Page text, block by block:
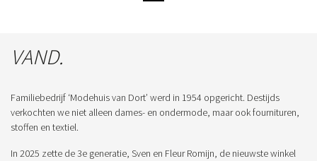
VAND.
Familiebedrijf ‘Modehuis van Dort’ werd in 1954 opgericht. Destijds
verkochten we niet alleen dames- en ondermode, maar ook fournituren,
stoffen en textiel.
In 2025 zette de 3e generatie, Sven en Fleur Romijn, de nieuwste winkel